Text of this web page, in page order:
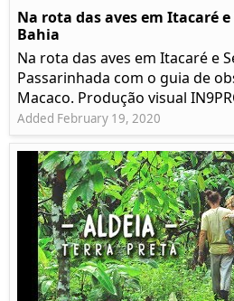
Na rota das aves em Itacaré
Bahia
Na rota das aves em Itacaré e
Passarinhada com o guia de
Macaco. Produção visual
Added February 19, 2020